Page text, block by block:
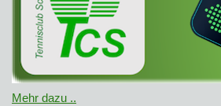
Mehr dazu ..